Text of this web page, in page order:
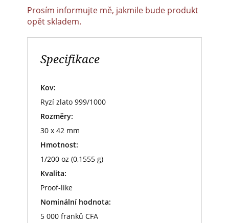
Prosím informujte mě, jakmile bude produkt
opět skladem.
Specifikace
Kov:
Ryzí zlato 999/1000
Rozměry:
30 x 42 mm
Hmotnost:
1/200 oz (0,1555 g)
Kvalita:
Proof-like
Nominální hodnota:
5 000 franků CFA